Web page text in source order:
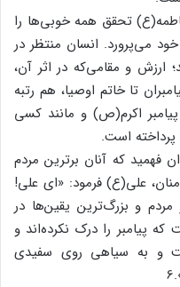
تحقق همه خوبی‌ها را
می‌پرورد. انسان منتظر در
ارزش و مقامی‌که در اثر آن،
تا خاتم اوصیا، هم رتبه
اکرم(ص) و مانند کسی
است.
فهمید که آنان برترین مردم
علی(ع) فرمود: «ای علی!
و بزرگ‌ترین یقین‌ها در
پیامبر را درک نکرده‌اند و
و به سیاهی روی سفیدی